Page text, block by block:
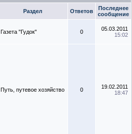
Раздел Ответов
Последнее
сообщение
Газета "Гудок" 0
05.03.2011
15:02
Путь, путевое хозяйство 0
19.02.2011
18:47